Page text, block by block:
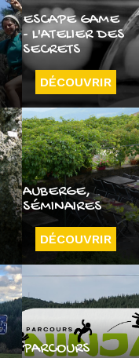
ESCAPE GAME
- L'ATELIER DES
SECRETS
DÉCOUVRIR
AUBERGE,
SÉMINAIRES
DÉCOUVRIR
PARCOURS